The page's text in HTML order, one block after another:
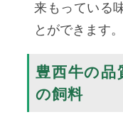
来もっている
とができます。
豊西牛の
の飼料